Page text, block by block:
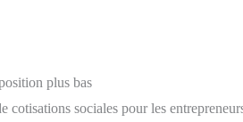
plus bas
cotisations sociales pour les